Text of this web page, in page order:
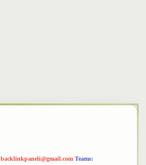
backlinkpaneli@gmail.com Teams: